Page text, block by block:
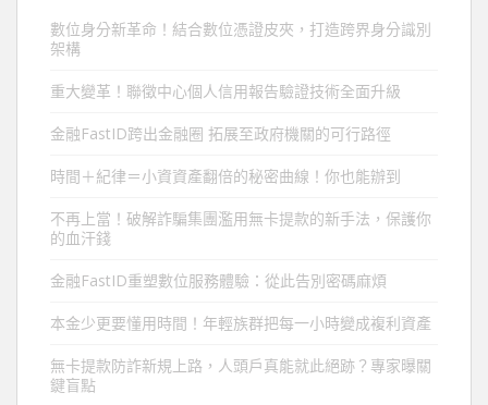
數位身分新革命！結合數位憑證皮夾，打造跨界身分識別
架構
重大變革！聯徵中心個人信用報告驗證技術全面升級
金融FastID跨出金融圈 拓展至政府機關的可行路徑
時間＋紀律＝小資資產翻倍的秘密曲線！你也能辦到
不再上當！破解詐騙集團濫用無卡提款的新手法，保護你
的血汗錢
金融FastID重塑數位服務體驗：從此告別密碼麻煩
本金少更要懂用時間！年輕族群把每一小時變成複利資產
無卡提款防詐新規上路，人頭戶真能就此絕跡？專家曝關
鍵盲點